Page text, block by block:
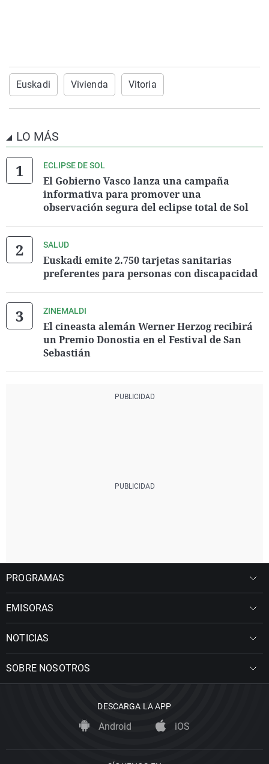
Euskadi Vivienda Vitoria
LO MÁS
ECLIPSE DE SOL
El Gobierno Vasco lanza una campaña
informativa para promover una
observación segura del eclipse total de Sol
SALUD
Euskadi emite 2.750 tarjetas sanitarias
preferentes para personas con discapacidad
ZINEMALDI
El cineasta alemán Werner Herzog recibirá
un Premio Donostia en el Festival de San
Sebastián
PROGRAMAS
EMISORAS
NOTICIAS
SOBRE NOSOTROS
DESCARGA LA APP
Android iOS